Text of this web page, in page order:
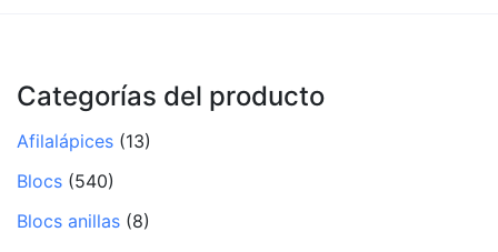
Categorías del producto
Afilalápices (13)
Blocs (540)
Blocs anillas (8)